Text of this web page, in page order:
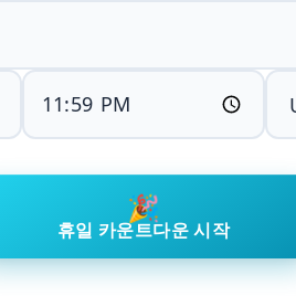
🎉
휴일 카운트다운 시작